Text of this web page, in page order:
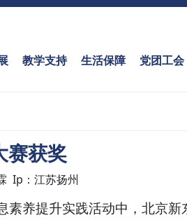
教学支持 生活保障 党团工会
赛获奖
Ip：江苏扬州
素养提升实践活动中，北京新